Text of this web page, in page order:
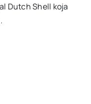
Dutch Shell koja